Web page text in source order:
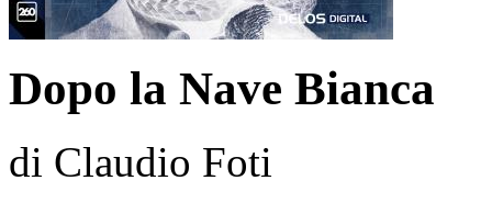
Dopo la Nave Bianca
di Claudio Foti